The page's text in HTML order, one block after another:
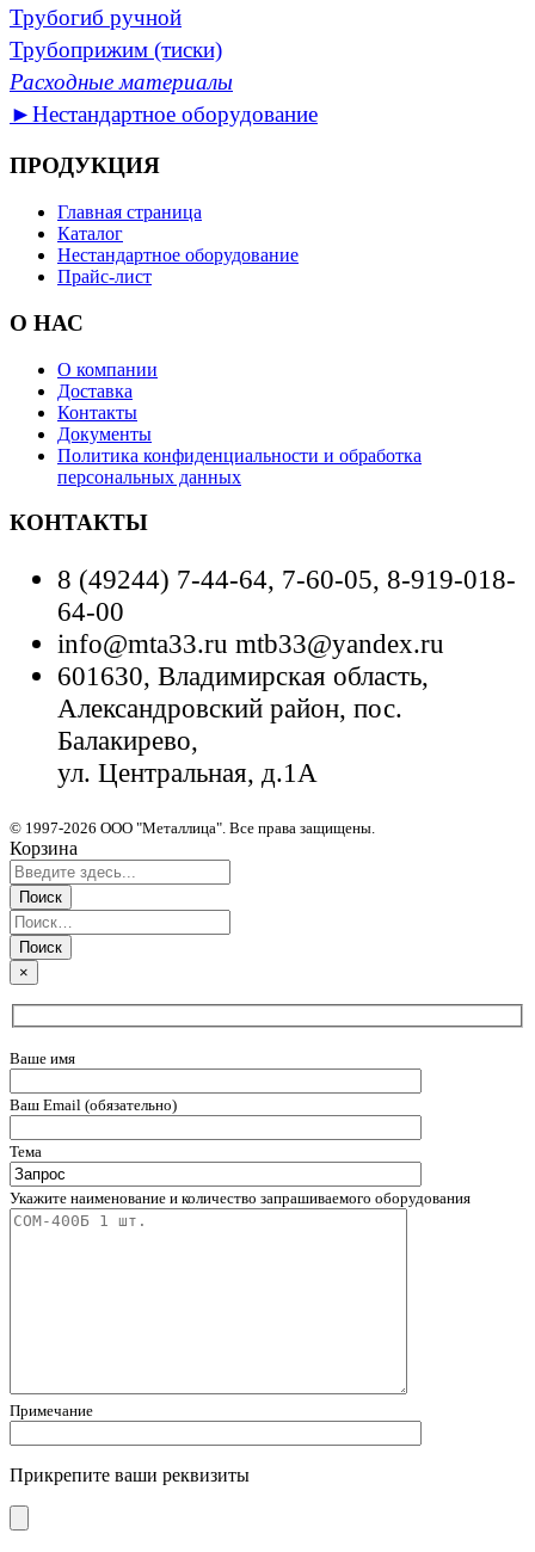
Трубогиб ручной
Трубоприжим (тиски)
Расходные материалы
►Нестандартное оборудование
ПРОДУКЦИЯ
Главная страница
Каталог
Нестандартное оборудование
Прайс-лист
О НАС
О компании
Доставка
Контакты
Документы
Политика конфиденциальности и обработка
персональных данных
КОНТАКТЫ
8 (49244) 7-44-64, 7-60-05, 8-919-018-
64-00
info@mta33.ru mtb33@yandex.ru
601630, Владимирская область,
Александровский район, пос.
Балакирево,
ул. Центральная, д.1А
© 1997-2026 ООО "Металлица". Все права защищены.
Корзина
×
Ваше имя
Ваш Email (обязательно)
Тема
Укажите наименование и количество запрашиваемого оборудования
Примечание
Прикрепите ваши реквизиты